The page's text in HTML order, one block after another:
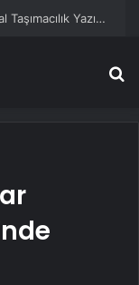
UETDS Nedir ? Uetds.com İle Akıllı Dijital Taşımacılık Yazılımı